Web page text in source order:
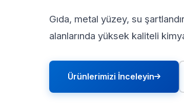
Gıda, metal yüzey, su
alanlarında yüksek kaliteli
Ürünlerimizi İnceleyin